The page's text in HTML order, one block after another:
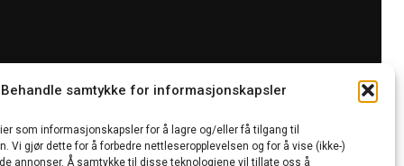
Behandle samtykke for informasjonskapsler
som informasjonskapsler for å lagre og/eller få tilgang til
Vi gjør dette for å forbedre nettleseropplevelsen og for å vise (ikke-)
annonser. Å samtykke til disse teknologiene vil tillate oss å
erklæring (EU)